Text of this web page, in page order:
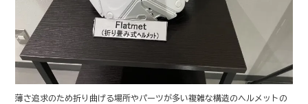
薄さ追求のため折り曲げる場所やパーツが多い複雑な構造のヘルメットの